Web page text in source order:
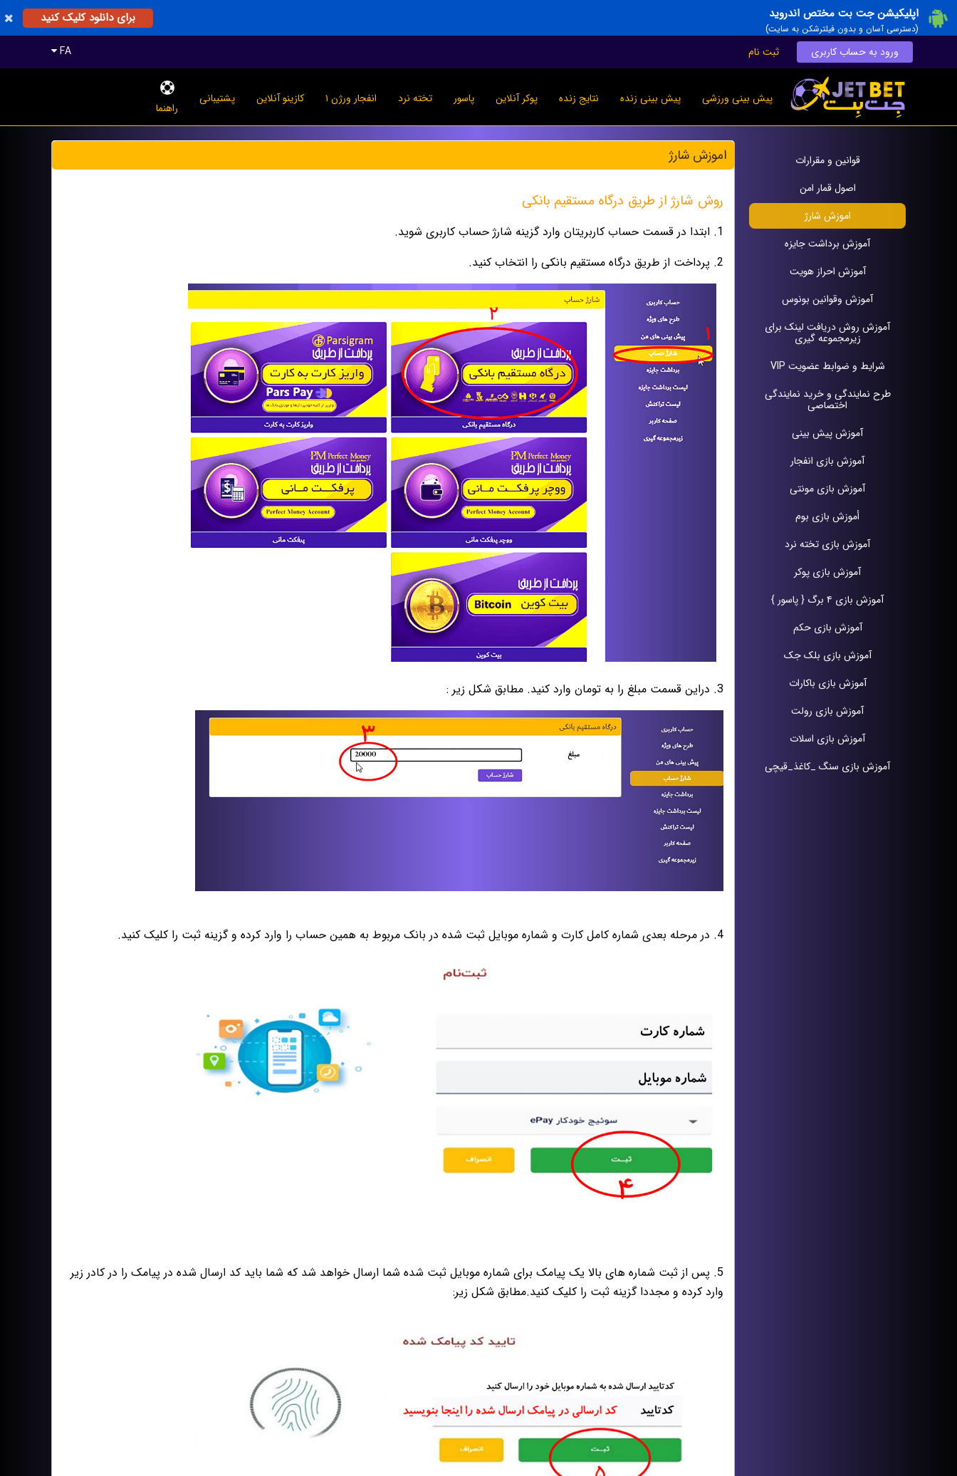
اپلیکیشن جت بت مختص اندروید
(دسترسی آسان و بدون فیلترشکن به سایت)
برای دانلود کلیک کنید
FA ورود به حساب کاربری ثبت نام
پیش بینی ورزشی پیش بینی زنده نتایج زنده پوکر آنلاین پاسور تخته نرد انفجار ورژن ۱ کازینو آنلاین پشتیبانی
راهنما
قوانين و مقرارات
اصول قمار امن
اموزش شارژ
آموزش برداشت جایزه
آموزش احراز هویت
آموزش وقوانين بونوس
آموزش روش دریافت لينک براى
زيرمجموعه گيرى
شرایط و ضوابط عضویت VIP
طرح نمايندگى و خريد نمايندگى
اختصاصى
آموزش پيش بينی
آموزش بازی انفجار
آموزش بازی مونتی
أموزش بازی بوم
آموزش بازی تخته نرد
آموزش بازی پوکر
آموزش بازی ۴ برگ { پاسور }
آموزش بازی حکم
آموزش بازی بلک جک
آموزش بازی باکارات
آموزش بازی رولت
آموزش بازی اسلات
آموزش بازی سنگ _کاغذ_قیچی
اموزش شارژ
روش شارژ از طریق درگاه مستقیم بانکی
1. ابتدا در قسمت حساب کاربریتان وارد گزینه شارژ حساب کاربری شوید.
2. پرداخت از طریق درگاه مستقیم بانکی را انتخاب کنید.
3. دراین قسمت مبلغ را به تومان وارد کنید. مطابق شکل زیر :
4. در مرحله بعدی شماره کامل کارت و شماره موبایل ثبت شده در بانک مربوط به همین حساب را وارد کرده و گزینه ثبت را کلیک کنید.
5. پس از ثبت شماره های بالا یک پیامک برای شماره موبایل ثبت شده شما ارسال خواهد شد که شما باید کد ارسال شده در پیامک را در کادر زیر
وارد کرده و مجددا گزینه ثبت را کلیک کنید.مطابق شکل زیر: